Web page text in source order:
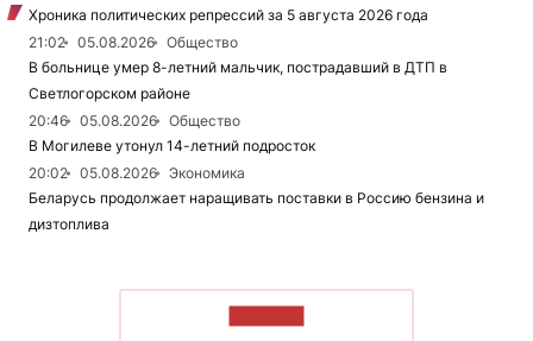
Хроника политических репрессий за 5 августа 2026 года
21:02
05.08.2026
Общество
В больнице умер 8-летний мальчик, пострадавший в ДТП в
Светлогорском районе
20:46
05.08.2026
Общество
В Могилеве утонул 14-летний подросток
20:02
05.08.2026
Экономика
Беларусь продолжает наращивать поставки в Россию бензина и
дизтоплива